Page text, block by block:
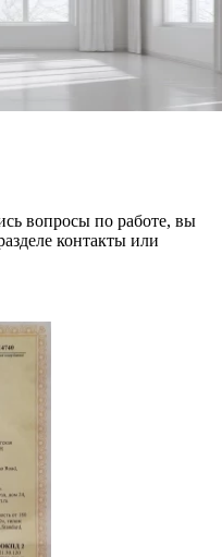
вопросы по работе, вы
контакты или